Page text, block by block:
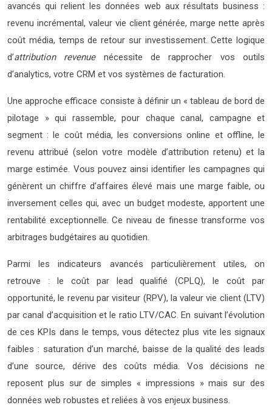
avancés qui relient les données web aux résultats business :
revenu incrémental, valeur vie client générée, marge nette après
coût média, temps de retour sur investissement. Cette logique
d’attribution revenuenécessite de rapprocher vos outils
d’analytics, votre CRM et vos systèmes de facturation.
Une approche efficace consiste à définir un « tableau de bord de
pilotage » qui rassemble, pour chaque canal, campagne et
segment : le coût média, les conversions online et offline, le
revenu attribué (selon votre modèle d’attribution retenu) et la
marge estimée. Vous pouvez ainsi identifier les campagnes qui
génèrent un chiffre d’affaires élevé mais une marge faible, ou
inversement celles qui, avec un budget modeste, apportent une
rentabilité exceptionnelle. Ce niveau de finesse transforme vos
arbitrages budgétaires au quotidien.
Parmi les indicateurs avancés particulièrement utiles, on
retrouve : le coût par lead qualifié (CPLQ), le coût par
opportunité, le revenu par visiteur (RPV), la valeur vie client (LTV)
par canal d’acquisition et le ratio LTV/CAC. En suivant l’évolution
de ces KPIs dans le temps, vous détectez plus vite les signaux
faibles : saturation d’un marché, baisse de la qualité des leads
d’une source, dérive des coûts média. Vos décisions ne
reposent plus sur de simples « impressions » mais sur des
données web robustes et reliées à vos enjeux business.